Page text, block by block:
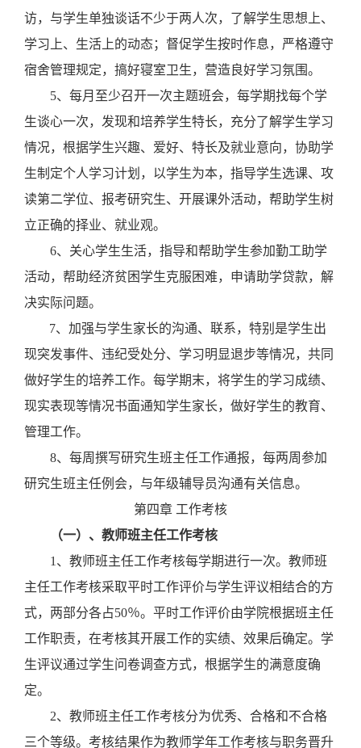
访， 与学生单独谈话不少于两人次， 了解学生思想上、
学习上、生活上的动态； 督促学生按时作息，严格遵守
宿舍管理规定，搞好寝室卫生，营造良好学习氛围。
5、每月至少召开一次主题班会，每学期找每个学
生谈心一次， 发现和培养学生特长，充分了解学生学习
情况，根据学生兴趣、爱好、特长及就业意向，协助学
生制定个人学习计划，以学生为本，指导学生选课、攻
读第二学位、报考研究生、开展课外活动，帮助学生树
立正确的择业、就业观。
6、 关心学生生活，指导和帮助学生参加勤工助学
活动，帮助经济贫困学生克服困难，申请助学贷款，解
决实际问题。
7、 加强与学生家长的沟通、联系，特别是学生出
现突发事件、违纪受处分、学习明显退步等情况，共同
做好学生的培养工作。每学期末，将学生的学习成绩、
现实表现等情况书面通知学生家长，做好学生的教育、
管理工作。
8、 每周撰写研究生班主任工作通报，每两周参加
研究生班主任例会，与年级辅导员沟通有关信息。
第四章 工作考核
（一）、教师班主任工作考核
1 、教师班主任工作考核每学期进行一次。教师班
主任工作考核采取平时工作评价与学生评议相结合的方
式，两部分各占50％。平时工作评价由学院根据班主任
工作职责，在考核其开展工作的实绩、效果后确定。学
生评议通过学生问卷调查方式，根据学生的满意度确
定。
2、教师班主任工作考核分为优秀、合格和不合格
三个等级。考核结果作为教师学年工作考核与职务晋升